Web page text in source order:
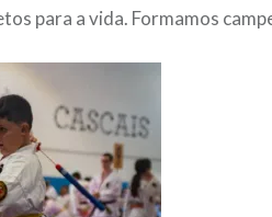
para a vida. Formamos